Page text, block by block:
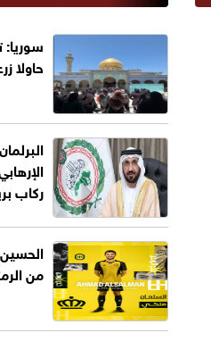
حاولا
ركاب
من